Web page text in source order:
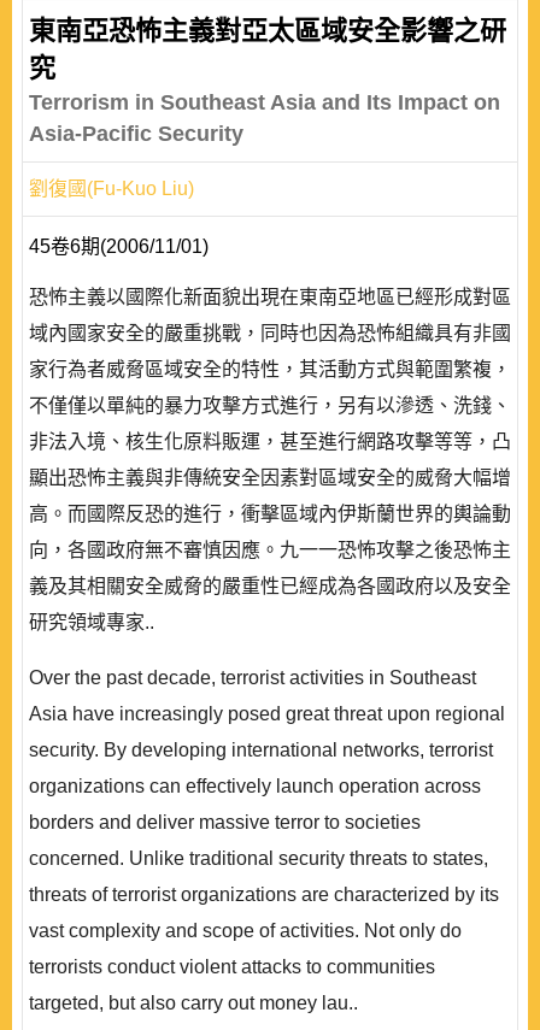
東南亞恐怖主義對亞太區域安全影響之研
究
Terrorism in Southeast Asia and Its Impact on
Asia-Pacific Security
劉復國(Fu-Kuo Liu)
45卷6期(2006/11/01)
恐怖主義以國際化新面貌出現在東南亞地區已經形成對區
域內國家安全的嚴重挑戰，同時也因為恐怖組織具有非國
家行為者威脅區域安全的特性，其活動方式與範圍繁複，
不僅僅以單純的暴力攻擊方式進行，另有以滲透、洗錢、
非法入境、核生化原料販運，甚至進行網路攻擊等等，凸
顯出恐怖主義與非傳統安全因素對區域安全的威脅大幅增
高。而國際反恐的進行，衝擊區域內伊斯蘭世界的輿論動
向，各國政府無不審慎因應。九一一恐怖攻擊之後恐怖主
義及其相關安全威脅的嚴重性已經成為各國政府以及安全
研究領域專家..
Over the past decade, terrorist activities in Southeast
Asia have increasingly posed great threat upon regional
security. By developing international networks, terrorist
organizations can effectively launch operation across
borders and deliver massive terror to societies
concerned. Unlike traditional security threats to states,
threats of terrorist organizations are characterized by its
vast complexity and scope of activities. Not only do
terrorists conduct violent attacks to communities
targeted, but also carry out money lau..